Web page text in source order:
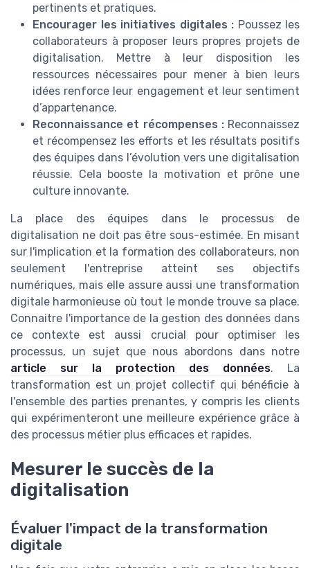
pertinents et pratiques.
Encourager les initiatives digitales : Poussez les
collaborateurs à proposer leurs propres projets de
digitalisation. Mettre à leur disposition les
ressources nécessaires pour mener à bien leurs
idées renforce leur engagement et leur sentiment
d’appartenance.
Reconnaissance et récompenses :Reconnaissez
et récompensez les efforts et les résultats positifs
des équipes dans l’évolution vers une digitalisation
réussie. Cela booste la motivation et prône une
culture innovante.
La place des équipes dans le processus de
digitalisation ne doit pas être sous-estimée. En misant
sur l'implication et la formation des collaborateurs, non
seulement l'entreprise atteint ses objectifs
numériques, mais elle assure aussi une transformation
digitale harmonieuse où tout le monde trouve sa place.
Connaitre l'importance de la gestion des données dans
ce contexte est aussi crucial pour optimiser les
processus, un sujet que nous abordons dans notre
article sur la protection des données. La
transformation est un projet collectif qui bénéficie à
l'ensemble des parties prenantes, y compris les clients
qui expérimenteront une meilleure expérience grâce à
des processus métier plus efficaces et rapides.
Mesurer le succès de la
digitalisation
Évaluer l'impact de la transformation
digitale